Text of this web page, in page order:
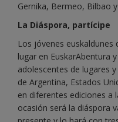
Gernika, Bermeo, Bilbao
La Diáspora, partícipe
Los jóvenes
lugar en EuskarAbentura
adolescentes de lugares
de Argentina, Estados
en diferentes ediciones a
ocasión será la diáspora